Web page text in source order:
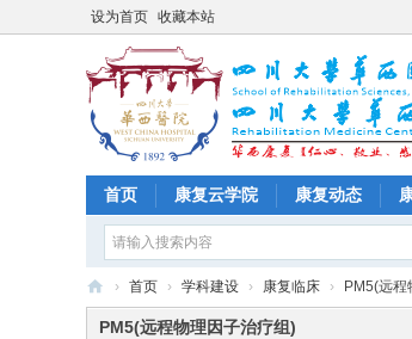
设为首页 收藏本站
首页 康复云学院 康复动态
四
› 首页 › 学科建设 › 康复临床 › PM5(远
PM5(远程物理因子治疗组)